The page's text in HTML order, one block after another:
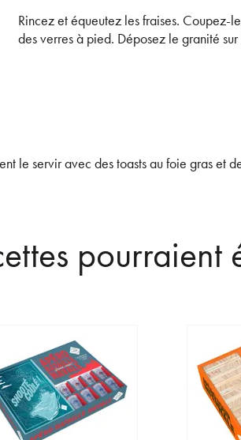
Rincez et équeutez les fraises. Coupez-
des verres à pied. Déposez le granité
le servir avec des toasts au foie gras et